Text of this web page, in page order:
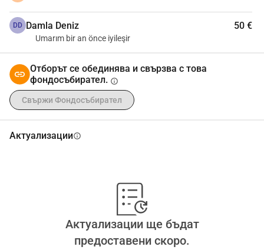
DD Damla Deniz 50 €
Umarım bir an önce iyileşir
Отборът се обединява и свързва с това
фондосъбирател. info
Свържи Фондосъбирател
Актуализацииinfo
Актуализации ще бъдат
предоставени скоро.